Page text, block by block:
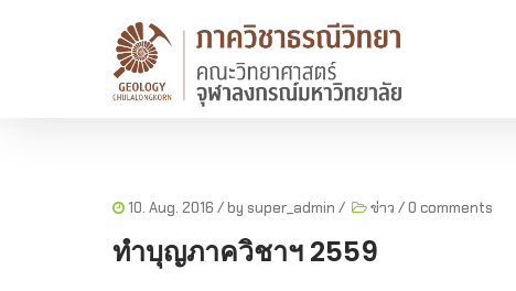
10. Aug. 2016 / by super_admin / ข่าว /0 comments
ทำบุญภาควิชาฯ 2559